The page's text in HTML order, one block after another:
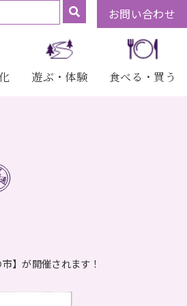
遊ぶ・体験 食べる・買う
お問い合わせ
】が開催されます！